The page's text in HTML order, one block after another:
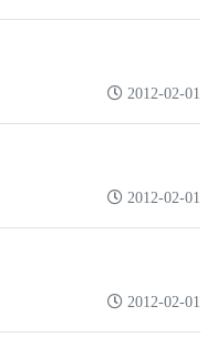
2012-02-01
2012-02-01
2012-02-01